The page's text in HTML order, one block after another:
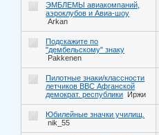
ЭМБЛЕМЫ авиакомпаний,
аэроклубов и Авиа-шоу
Arkan
Подскажите по
"дембельскому" знаку
Pakkenen
Пилотные знаки/классности
летчиков ВВС Афганской
демократ. республики Иржи
Юбилейные значки училищ.
nik_55